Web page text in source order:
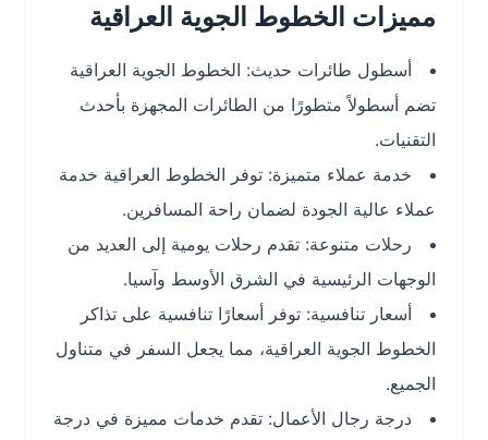
مميزات الخطوط الجوية العراقية
أسطول طائرات حديث: الخطوط الجوية العراقية
تضم أسطولاً متطورًا من الطائرات المجهزة بأحدث
التقنيات.
خدمة عملاء متميزة: توفر الخطوط العراقية خدمة
عملاء عالية الجودة لضمان راحة المسافرين.
رحلات متنوعة: تقدم رحلات يومية إلى العديد من
الوجهات الرئيسية في الشرق الأوسط وآسيا.
أسعار تنافسية: توفر أسعارًا تنافسية على تذاكر
الخطوط الجوية العراقية، مما يجعل السفر في متناول
الجميع.
درجة رجال الأعمال: تقدم خدمات مميزة في درجة